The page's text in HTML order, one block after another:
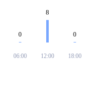
0
06:00
8
12:00
0
18:00